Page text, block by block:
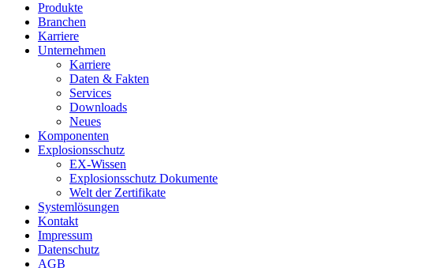
Produkte
Branchen
Karriere
Unternehmen
Karriere
Daten & Fakten
Services
Downloads
Neues
Komponenten
Explosionsschutz
EX-Wissen
Explosionsschutz Dokumente
Welt der Zertifikate
Systemlösungen
Kontakt
Impressum
Datenschutz
AGB